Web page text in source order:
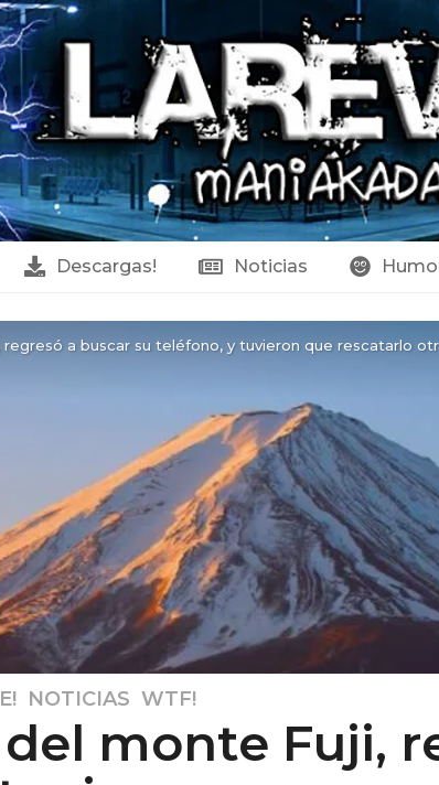
Descargas! Noticias
a buscar su teléfono, y tuvieron que rescatarlo
,NOTICIAS ,WTF!
monte Fuji,